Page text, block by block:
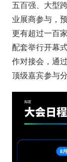
五百强、大型
业展商参与，
更有超过一百
配套举行开幕
作对接会，通
顶级嘉宾参与